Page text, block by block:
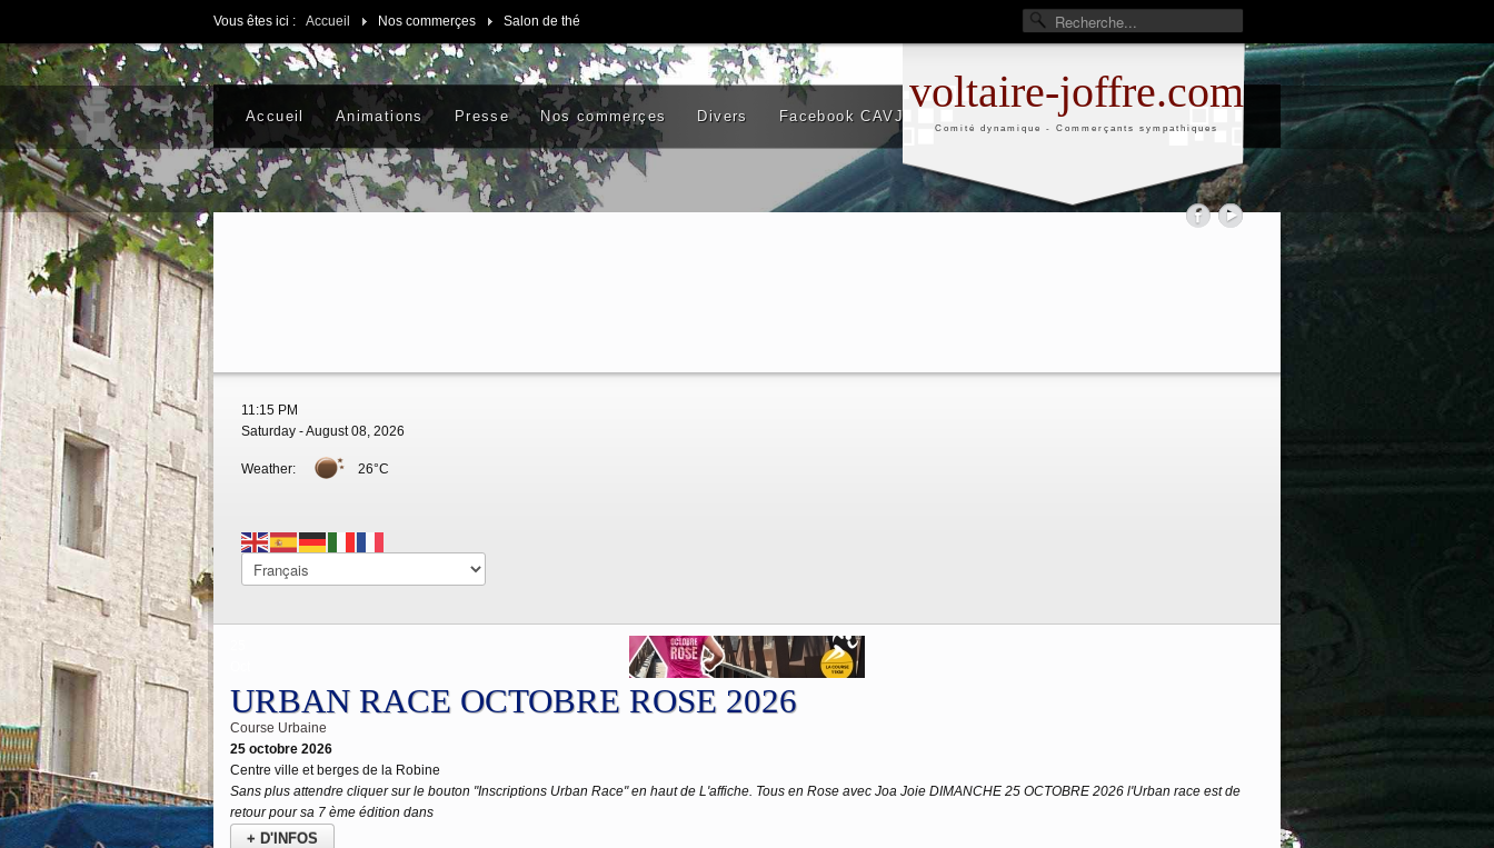
Vous êtes ici : Accueil Nos commerçes Salon de thé
voltaire-joffre.com
Comité dynamique - Commerçants sympathiques
Accueil Animations Presse Nos commerçes Divers Facebook CAVJ
11:15 PM
Saturday - August 08, 2026
Weather: 26°C
URBAN RACE OCTOBRE ROSE 2026
Course Urbaine
25 octobre 2026
Centre ville et berges de la Robine
Sans plus attendre cliquer sur le bouton "Inscriptions Urban Race" en haut de L'affiche. Tous en Rose avec Joa Joie DIMANCHE 25 OCTOBRE 2026 l'Urban race est de
retour pour sa 7 ème édition dans
+ D'INFOS